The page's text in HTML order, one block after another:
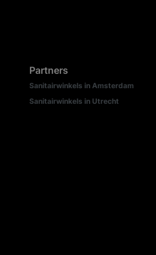
Partners
Sanitairwinkels in Amsterdam
Sanitairwinkels in Utrecht